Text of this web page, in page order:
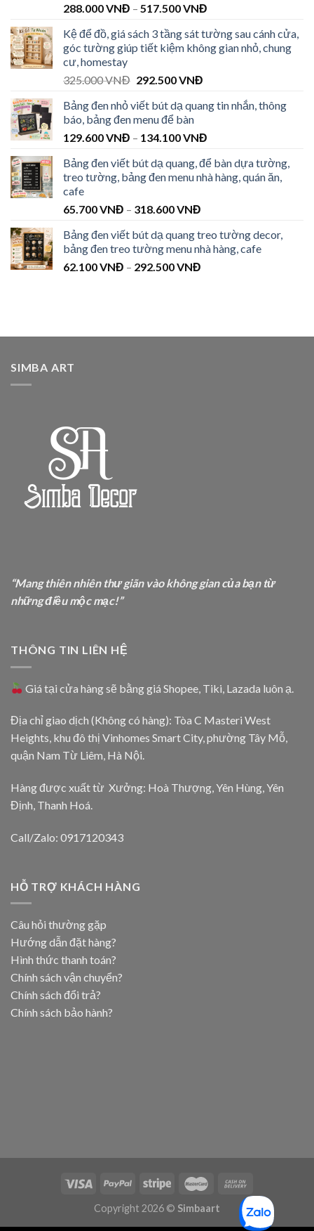
288.000VNĐ – 517.500VNĐ
Kệ để đồ, giá sách 3 tầng sát tường sau cánh cửa,
góc tường giúp tiết kiệm không gian nhỏ, chung
cư, homestay
325.000VNĐ 292.500VNĐ
Bảng đen nhỏ viết bút dạ quang tin nhắn, thông
báo, bảng đen menu để bàn
129.600VNĐ – 134.100VNĐ
Bảng đen viết bút dạ quang, để bàn dựa tường,
treo tường, bảng đen menu nhà hàng, quán ăn,
cafe
65.700VNĐ – 318.600VNĐ
Bảng đen viết bút dạ quang treo tường decor,
bảng đen treo tường menu nhà hàng, cafe
62.100VNĐ – 292.500VNĐ
SIMBA ART
“Mang thiên nhiên thư giãn vào không gian của bạn từ
những điều mộc mạc!”
THÔNG TIN LIÊN HỆ
Giá tại cửa hàng sẽ bằng giáShopee Tiki Lazada luôn ạ.
Địa chỉ giao dịch (Không có hàng): Tòa C Masteri West
Heights, khu đô thị Vinhomes Smart City, phường Tây Mỗ,
quận Nam Từ Liêm, Hà Nội.
Hàng được xuất từ Xưởng: Hoà Thượng, Yên Hùng, Yên
Định, Thanh Hoá.
Call/Zalo: 0917120343
HỖ TRỢ KHÁCH HÀNG
Câu hỏi thường gặp
Hướng dẫn đặt hàng?
Hình thức thanh toán?
Chính sách vận chuyển?
Chính sách đổi trả?
Chính sách bảo hành?
Copyright 2026 © Simbaart